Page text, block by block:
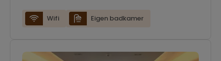
Wifi Eigen badkamer